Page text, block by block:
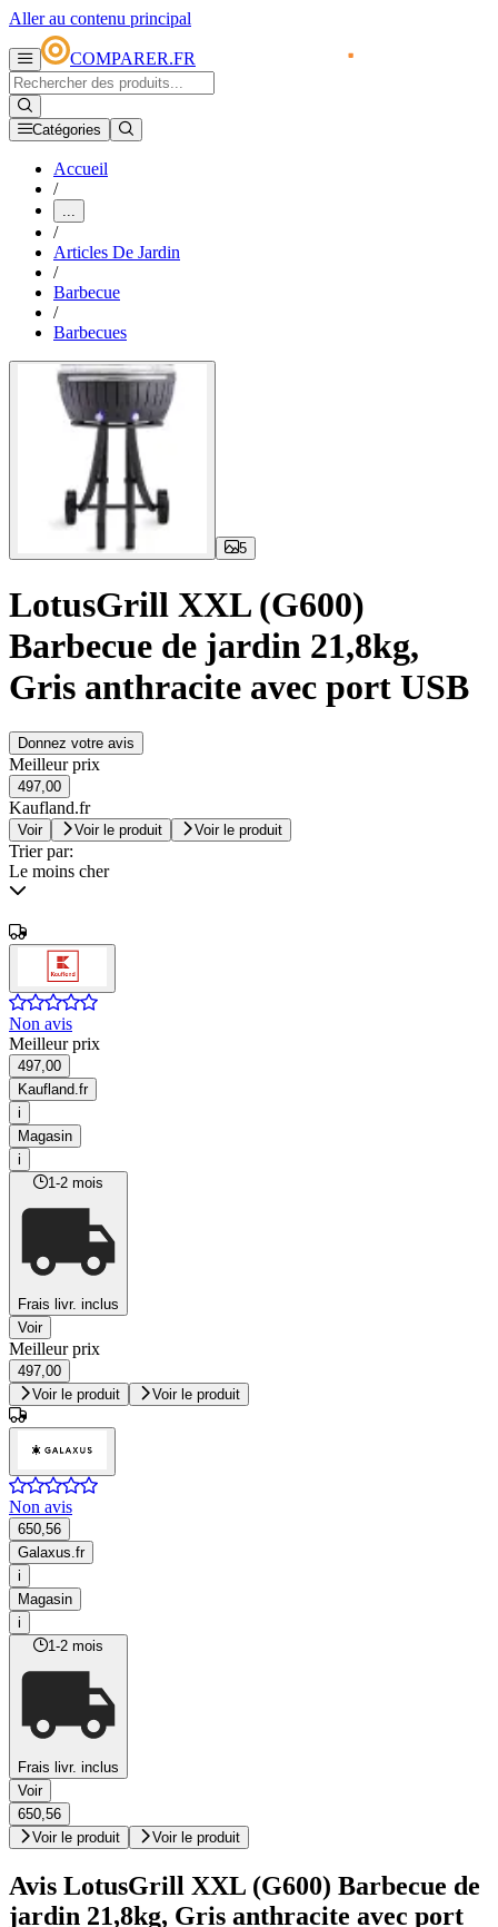
Aller au contenu principal
COMPARER.FR
Catégories
Accueil
/
...
/
Articles De Jardin
/
Barbecue
/
Barbecues
5
LotusGrill XXL (G600)
Barbecue de jardin 21,8kg,
Gris anthracite avec port USB
Donnez votre avis
Meilleur prix
497,00
Kaufland.fr
Voir Voir le produit Voir le produit
Trier par:
Le moins cher
Non avis
Meilleur prix
497,00
Kaufland.fr
i
Magasin
i
1-2 mois
Frais livr. inclus
Voir
Meilleur prix
497,00
Voir le produit
Voir le produit
Non avis
650,56
Galaxus.fr
i
Magasin
i
1-2 mois
Frais livr. inclus
Voir
650,56
Voir le produit
Voir le produit
Avis LotusGrill XXL (G600) Barbecue de
jardin 21,8kg, Gris anthracite avec port